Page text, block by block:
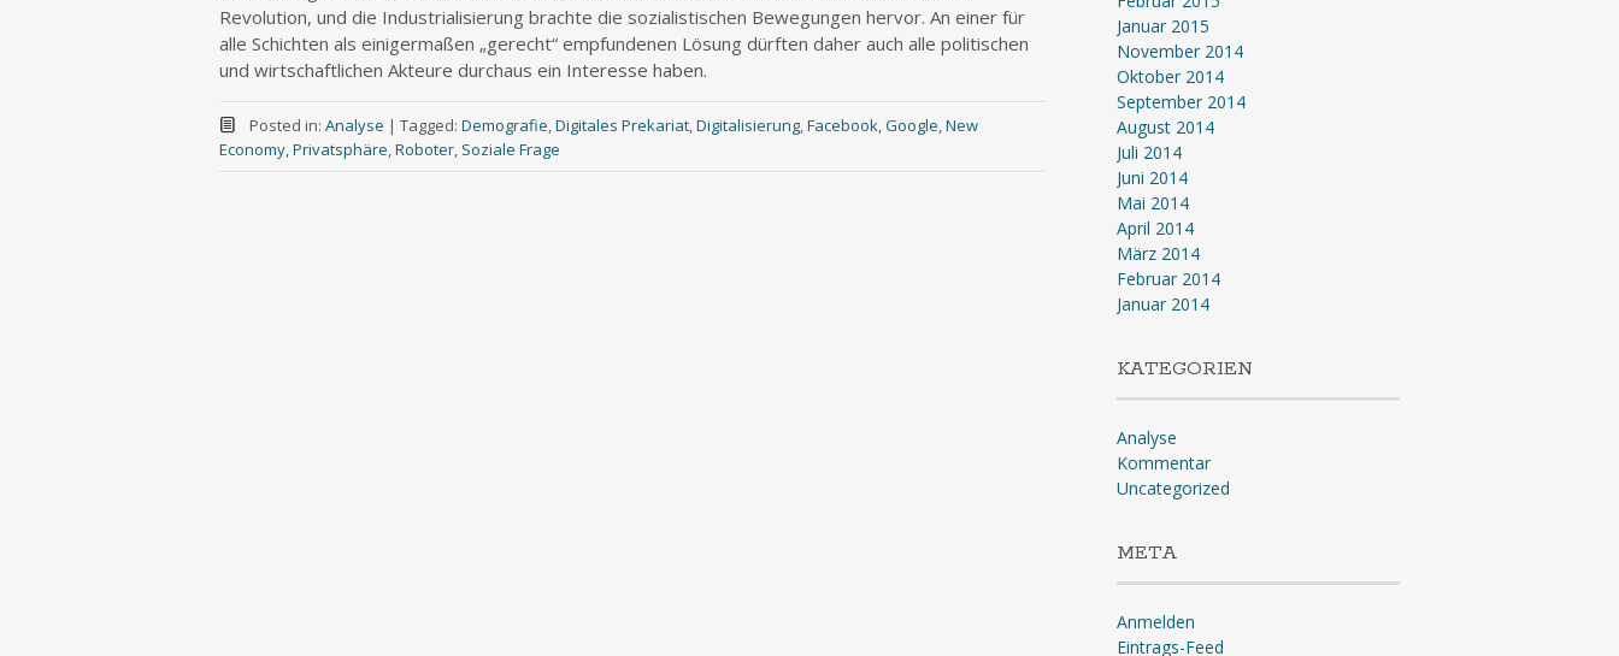
Revolution, und die Industrialisierung brachte die sozialistischen Bewegungen hervor. An einer für
alle Schichten als einigermaßen „gerecht“ empfundenen Lösung dürften daher auch alle politischen
und wirtschaftlichen Akteure durchaus ein Interesse haben.
Posted in: Analyse | Tagged: Demografie,Digitales Prekariat,Digitalisierung,Facebook,Google,New
Economy,Privatsphäre,Roboter, Soziale Frage
Januar 2015
November 2014
Oktober 2014
September 2014
August 2014
Juli 2014
Juni 2014
Mai 2014
April 2014
März 2014
Februar 2014
Januar 2014
KATEGORIEN
Analyse
Kommentar
Uncategorized
META
Anmelden
Eintrags-Feed